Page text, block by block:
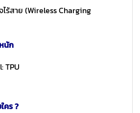
ไร้สาย (Wireless Charging
นัก
TPU
คร ?